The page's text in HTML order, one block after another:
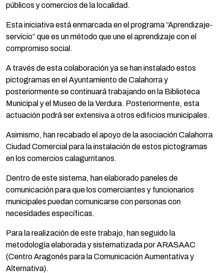
públicos y comercios de la localidad.
Esta iniciativa está enmarcada en el programa “Aprendizaje-
servicio” que es un método que une el aprendizaje con el
compromiso social.
A través de esta colaboración ya se han instalado estos
pictogramas en el Ayuntamiento de Calahorra y
posteriormente se continuará trabajando en la Biblioteca
Municipal y el Museo de la Verdura. Posteriormente, esta
actuación podrá ser extensiva a otros edificios municipales.
Asimismo, han recabado el apoyo de la asociación Calahorra
Ciudad Comercial para la instalación de estos pictogramas
en los comercios calagurritanos.
Dentro de este sistema, han elaborado paneles de
comunicación para que los comerciantes y funcionarios
municipales puedan comunicarse con personas con
necesidades específicas.
Para la realización de este trabajo, han seguido la
metodología elaborada y sistematizada por ARASAAC
(Centro Aragonés para la Comunicación Aumentativa y
Alternativa).